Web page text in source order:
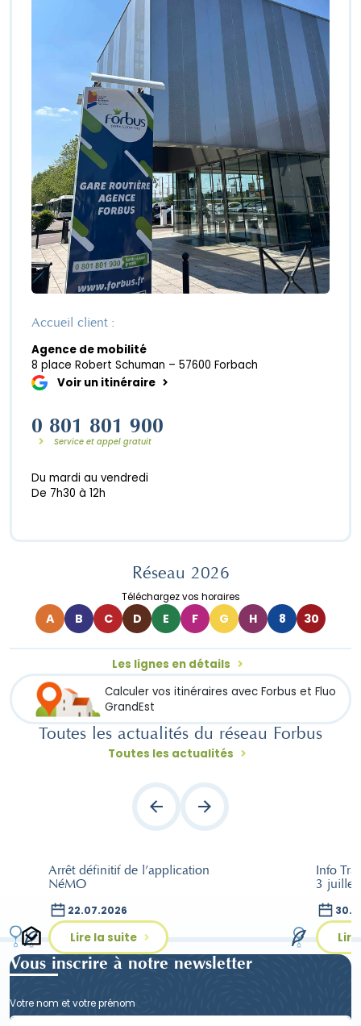
Accueil client :
Agence de mobilité
8 place Robert Schuman – 57600 Forbach
Voir un itinéraire
0 801 801 900
Service et appel gratuit
Du mardi au vendredi
De 7h30 à 12h
Réseau 2026
Téléchargez vos horaires
A B C D E F G H 8 30
Les lignes en détails
Calculer vos itinéraires avec Forbus et Fluo
GrandEst
Toutes les actualités du réseau Forbus
Toutes les actualités
Arrêt définitif de l’application
NéMO
22.07.2026
Lire la suite
Info
3 juillet
Vous inscrire à notre newsletter
Votre nom et votre prénom